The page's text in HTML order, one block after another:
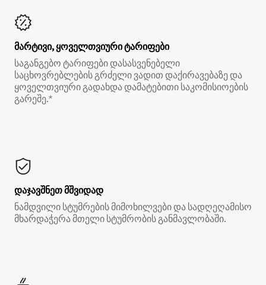
მარტივი, ყოველთვიური ტარიფები
საგანგებო ტარიფები დასასვენებელი
საცხოვრებლების გრძელი ვადით დაქირავებაზე და
ყოველთვიური გადახდა დამატებითი საკომისიოების
გარეშე.*
დაჯავშნეთ მშვიდად
ნამდვილი სტუმრების მიმოხილვები და სადღეღამისო
მხარდაჭერა მთელი სტუმრობის განმავლობაში.